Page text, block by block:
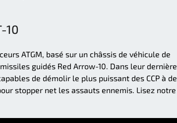
10
ATGM, basé sur un châssis de véhicule de
guidés Red Arrow-10. Dans leur dernière
de démolir le plus puissant des CCP à
stopper net les assauts ennemis. Lisez notre